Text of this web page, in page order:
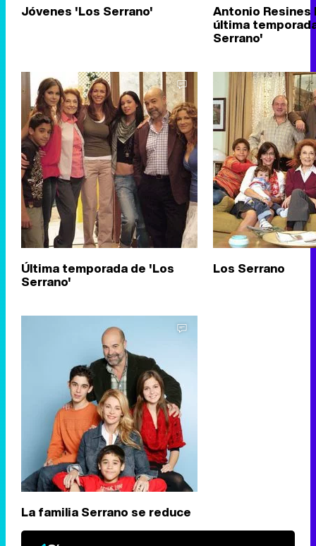
Jóvenes 'Los Serrano' Antonio Resines
última
Serrano'
Última temporada de 'Los
Serrano'
Los Serrano
La familia Serrano se reduce